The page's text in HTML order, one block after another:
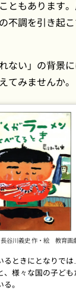
ともあります
不調を引き起
ない」の背景
てみませんか。
長谷川義史 作・絵 教
るときにとなりで
、様々な国の子ど
。